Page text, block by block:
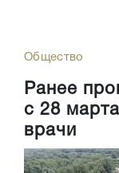
Общество
Ранее
с 28
врачи